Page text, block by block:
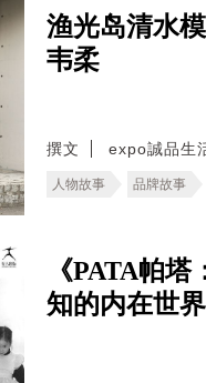
渔光岛清水
韦柔
撰文 expo誠品生
人物故事 品牌故事
《PATA帕
知的内在世界